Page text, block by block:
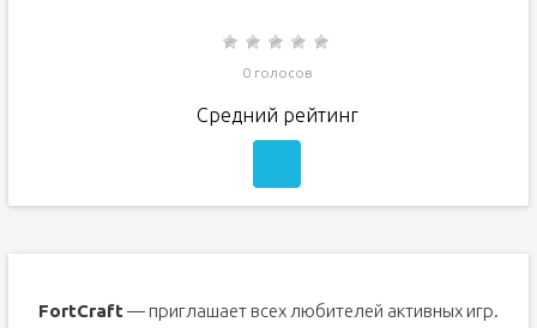
0 голосов
Средний рейтинг
FortCraft — приглашает всех любителей активных игр.